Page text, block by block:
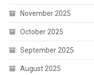
November 2025
October 2025
September 2025
August 2025